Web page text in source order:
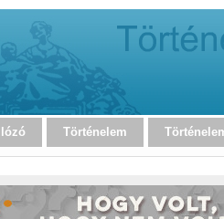
Történelem